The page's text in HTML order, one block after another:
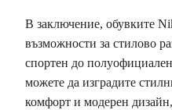
В заключение, обувките
възможности за стилово
спортен до
можете да изградите
комфорт и модерен